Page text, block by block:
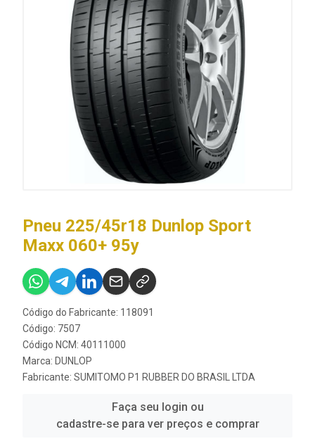
Pneu 225/45r18 Dunlop Sport
Maxx 060+ 95y
Código do Fabricante: 118091
Código: 7507
Código NCM: 40111000
Marca: DUNLOP
Fabricante: SUMITOMO P1 RUBBER DO BRASIL LTDA
Faça seu login ou
cadastre-se para ver preços e comprar